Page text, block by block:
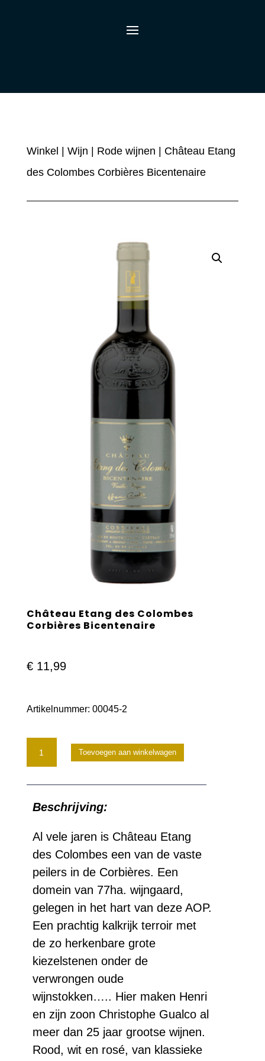
Winkel Wijn Rode wijnen | Château Etang
des Colombes Corbières Bicentenaire
Château Etang des Colombes
Corbières Bicentenaire
€11,99
Artikelnummer: 00045-2
Château
Etang
Colombes
Corbières
Bicentenaire
aantal
Toevoegen aan winkelwagen
Beschrijving:
Al vele jaren is Château Etang
des Colombes een van de vaste
peilers in de Corbières. Een
domein van 77ha. wijngaard,
gelegen in het hart van deze AOP.
Een prachtig kalkrijk terroir met
de zo herkenbare grote
kiezelstenen onder de
verwrongen oude
wijnstokken….. Hier maken Henri
en zijn zoon Christophe Gualco al
meer dan 25 jaar grootse wijnen.
Rood, wit en rosé, van klassieke